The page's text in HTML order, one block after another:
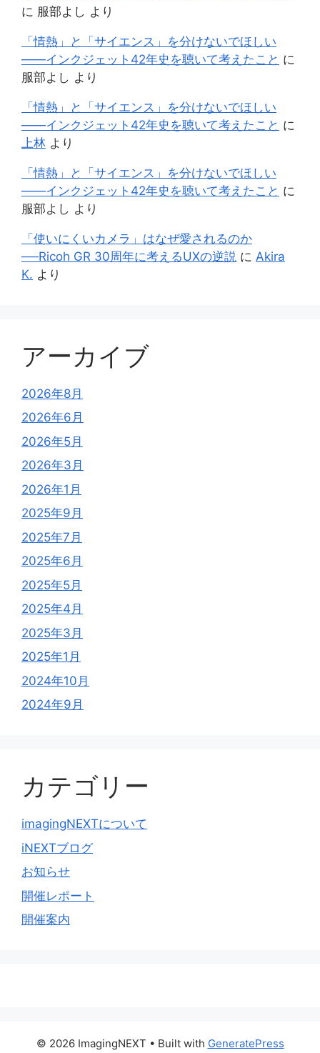
に 服部よし より
「情熱」と「サイエンス」を分けないでほしい
——インクジェット42年史を聴いて考えたこと に
服部よし より
「情熱」と「サイエンス」を分けないでほしい
——インクジェット42年史を聴いて考えたこと に
上林 より
「情熱」と「サイエンス」を分けないでほしい
——インクジェット42年史を聴いて考えたこと に
服部よし より
「使いにくいカメラ」はなぜ愛されるのか
──Ricoh GR 30周年に考えるUXの逆説 に Akira
K. より
アーカイブ
2026年8月
2026年6月
2026年5月
2026年3月
2026年1月
2025年9月
2025年7月
2025年6月
2025年5月
2025年4月
2025年3月
2025年1月
2024年10月
2024年9月
カテゴリー
imagingNEXTについて
iNEXTブログ
お知らせ
開催レポート
開催案内
© 2026 ImagingNEXT • Built with GeneratePress